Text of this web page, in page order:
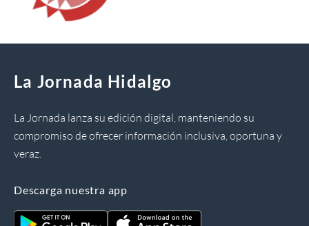
La Jornada Hidalgo
La Jornada lanza su edición digital, manteniendo su
compromiso de ofrecer información inclusiva, oportuna y
veraz.
Descarga nuestra app